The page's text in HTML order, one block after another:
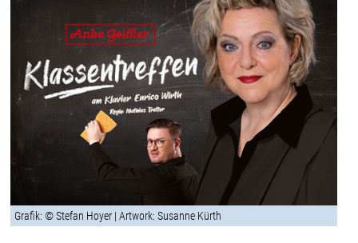
Grafik: © Stefan Hoyer | Artwork: Susanne Kürth